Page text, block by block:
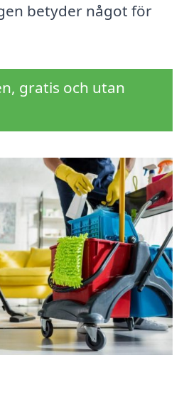
betyder något för
gratis och utan